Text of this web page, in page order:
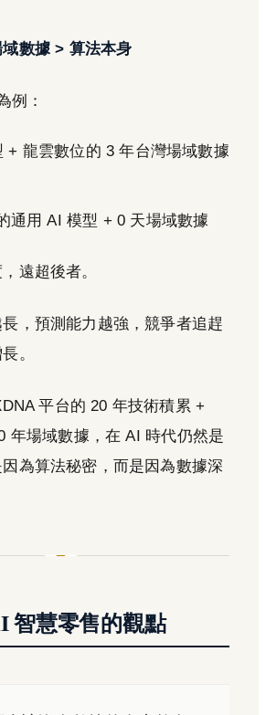
數據 > 算法本身
例：
+ 龍雲數位的 3 年台灣場域數據
通用 AI 模型 + 0 天場域數據
遠超後者。
，預測能力越強，競爭者追趕
。
平台的 20 年技術積累 +
年場域數據，在 AI 時代仍然是
為算法秘密，而是因為數據深
智慧零售的觀點